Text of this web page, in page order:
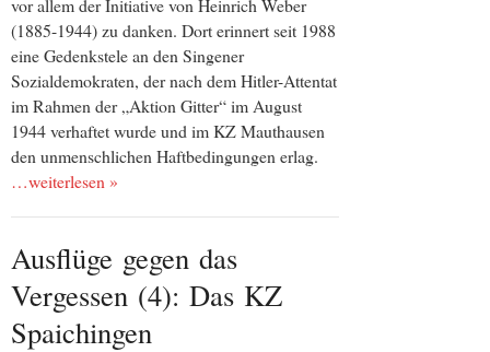
vor allem der Initiative von Heinrich Weber
(1885-1944) zu danken. Dort erinnert seit 1988
eine Gedenkstele an den Singener
Sozialdemokraten, der nach dem Hitler-Attentat
im Rahmen der „Aktion Gitter“ im August
1944 verhaftet wurde und im KZ Mauthausen
den unmenschlichen Haftbedingungen erlag.
…weiterlesen »
Ausflüge gegen das
Vergessen (4): Das KZ
Spaichingen